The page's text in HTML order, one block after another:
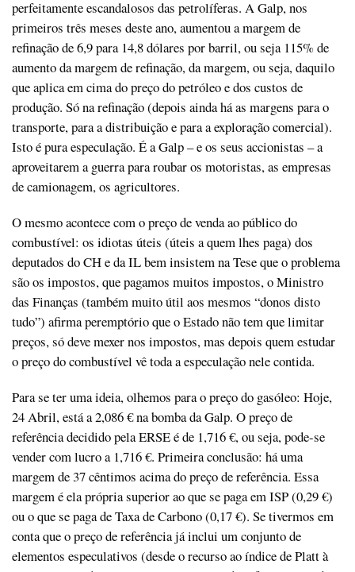
perfeitamente escandalosos das petrolíferas. A Galp, nos
primeiros três meses deste ano, aumentou a margem de
refinação de 6,9 para 14,8 dólares por barril, ou seja 115% de
aumento da margem de refinação, da margem, ou seja, daquilo
que aplica em cima do preço do petróleo e dos custos de
produção. Só na refinação (depois ainda há as margens para o
transporte, para a distribuição e para a exploração comercial).
Isto é pura especulação. É a Galp – e os seus accionistas – a
aproveitarem a guerra para roubar os motoristas, as empresas
de camionagem, os agricultores.
O mesmo acontece com o preço de venda ao público do
combustível: os idiotas úteis (úteis a quem lhes paga) dos
deputados do CH e da IL bem insistem na Tese que o problema
são os impostos, que pagamos muitos impostos, o Ministro
das Finanças (também muito útil aos mesmos “donos disto
tudo”) afirma peremptório que o Estado não tem que limitar
preços, só deve mexer nos impostos, mas depois quem estudar
o preço do combustível vê toda a especulação nele contida.
Para se ter uma ideia, olhemos para o preço do gasóleo: Hoje,
24 Abril, está a 2,086 € na bomba da Galp. O preço de
referência decidido pela ERSE é de 1,716 €, ou seja, pode-se
vender com lucro a 1,716 €. Primeira conclusão: há uma
margem de 37 cêntimos acima do preço de referência. Essa
margem é ela própria superior ao que se paga em ISP (0,29 €)
ou o que se paga de Taxa de Carbono (0,17 €). Se tivermos em
conta que o preço de referência já inclui um conjunto de
elementos especulativos (desde o recurso ao índice de Platt à